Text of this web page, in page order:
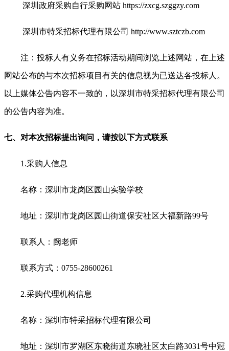
深圳政府采购自行采购网站 https://zxcg.szggzy.com
深圳市特采招标代理有限公司 http://www.sztczb.com
注：投标人有义务在招标活动期间浏览上述网站，在上述
网站公布的与本次招标项目有关的信息视为已送达各投标人。
以上媒体公告内容不一致的，以深圳市特采招标代理有限公司
的公告内容为准。
七、对本次招标提出询问，请按以下方式联系
1.采购人信息
名称：深圳市龙岗区园山实验学校
地址：深圳市龙岗区园山街道保安社区大福新路99号
联系人：阙老师
联系方式：0755-28600261
2.采购代理机构信息
名称：深圳市特采招标代理有限公司
地址：深圳市罗湖区东晓街道东晓社区太白路3031号中冠